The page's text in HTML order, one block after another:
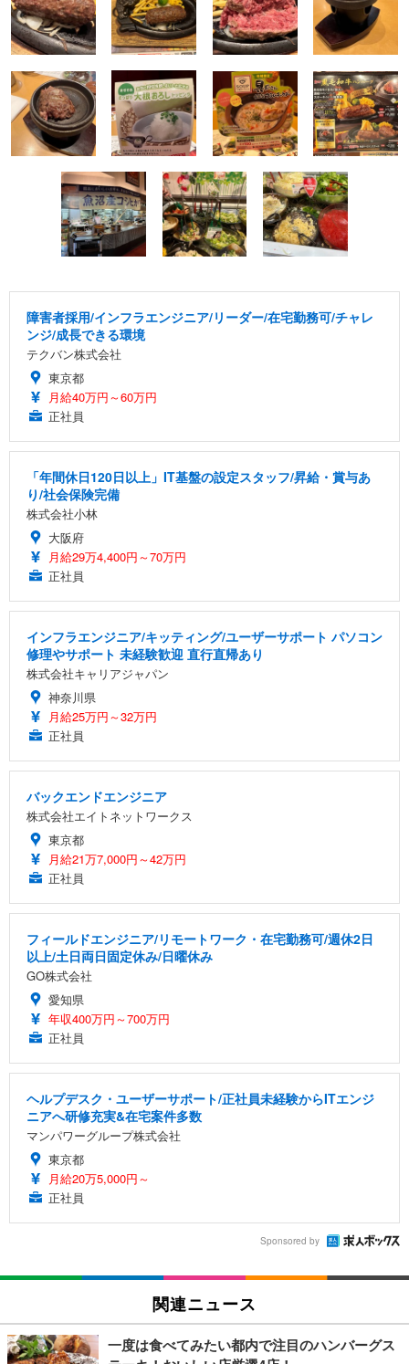
障害者採用/インフラエンジニア/リーダー/在宅勤務可/チャレ
ンジ/成長できる環境
テクバン株式会社
東京都
月給40万円～60万円
正社員
「年間休日120日以上」IT基盤の設定スタッフ/昇給・賞与あ
り/社会保険完備
株式会社小林
大阪府
月給29万4,400円～70万円
正社員
インフラエンジニア/キッティング/ユーザーサポート パソコン
修理やサポート 未経験歓迎 直行直帰あり
株式会社キャリアジャパン
神奈川県
月給25万円～32万円
正社員
バックエンドエンジニア
株式会社エイトネットワークス
東京都
月給21万7,000円～42万円
正社員
フィールドエンジニア/リモートワーク・在宅勤務可/週休2日
以上/土日両日固定休み/日曜休み
GO株式会社
愛知県
年収400万円～700万円
正社員
ヘルプデスク・ユーザーサポート/正社員未経験からITエンジ
ニアへ研修充実&在宅案件多数
マンパワーグループ株式会社
東京都
月給20万5,000円～
正社員
Sponsored by
関連ニュース
一度は食べてみたい都内で注目のハンバーグス